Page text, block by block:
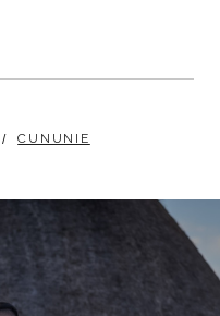
CUNUNIE